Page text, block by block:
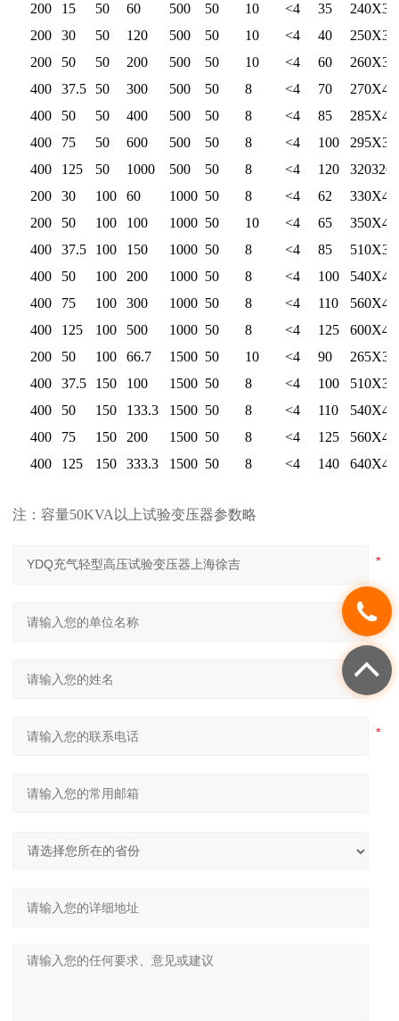
200 15 50 60 500 50 10 <4 35
200 30 50 120 500 50 10 <4 40
200 50 50 200 500 50 10 <4 60
400 37.5 50 300 500 50 8 <4 70
400 50 50 400 500 50 8 <4 85
400 75 50 600 500 50 8 <4 100
400 125 50 1000 500 50 8 <4 120
200 30 100 60 1000 50 8 <4 62
200 50 100 100 1000 50 10 <4 65
400 37.5 100 150 1000 50 8 <4 85
400 50 100 200 1000 50 8 <4 100
400 75 100 300 1000 50 8 <4 110
400 125 100 500 1000 50 8 <4 125
200 50 100 66.7 1500 50 10 <4 90
400 37.5 150 100 1500 50 8 <4 100
400 50 150 133.3 1500 50 8 <4 110
400 75 150 200 1500 50 8 <4 125
400 125 150 333.3 1500 50 8 <4 140
注：容量50KVA以上试验变压器参数略